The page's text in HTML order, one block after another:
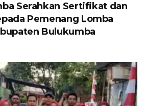
Serahkan Sertifikat dan
Pemenang Lomba
Bulukumba